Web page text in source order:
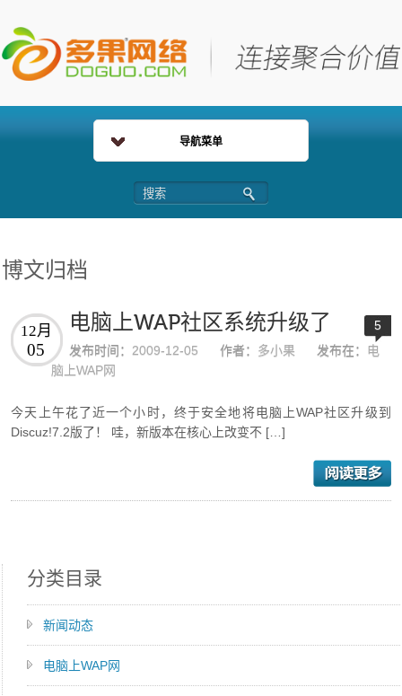
导航菜单
博文归档
电脑上WAP社区系统升级了
12月
05 发布时间： 2009-12-05 作者： 多小果 发布在： 电
脑上WAP网
5
今天上午花了近一个小时，终于安全地将电脑上WAP社区升级到
Discuz!7.2版了！ 哇，新版本在核心上改变不 […]
分类目录
新闻动态
电脑上WAP网